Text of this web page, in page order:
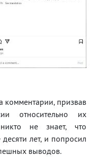
комментарии, призвав
относительно их
не знает, что
лет, и попросил
выводов.